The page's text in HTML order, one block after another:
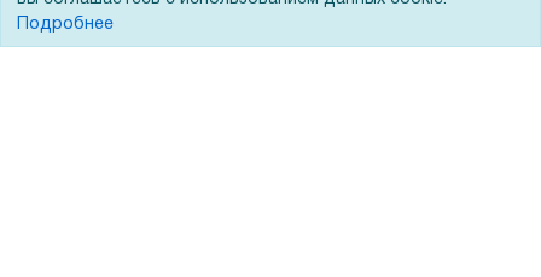
Тендеры
Подробнее